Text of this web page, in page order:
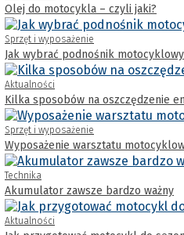
Olej do motocykla – czyli jaki?
Sprzęt i wyposażenie
Jak wybrać podnośnik motocyklowy
Aktualności
Kilka sposobów na oszczędzenie
Sprzęt i wyposażenie
Wyposażenie warsztatu
Technika
Akumulator zawsze bardzo ważny
Aktualności